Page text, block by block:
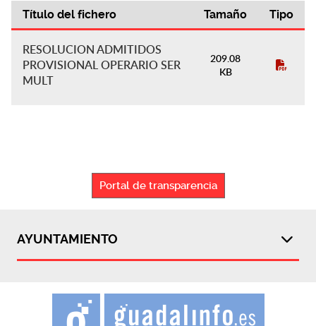
Título del fichero Tamaño Tipo
RESOLUCION ADMITIDOS
PROVISIONAL OPERARIO SER
MULT
209.08
KB
Portal de transparencia
AYUNTAMIENTO